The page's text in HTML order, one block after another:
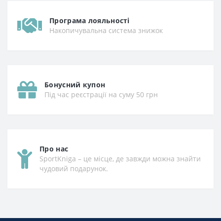
Програма лояльності
Накопичувальна система знижок
Бонусний купон
Під час реєстрації на суму 50 грн
Про нас
SportKniga – це місце, де завжди можна знайти
чудовий подарунок.